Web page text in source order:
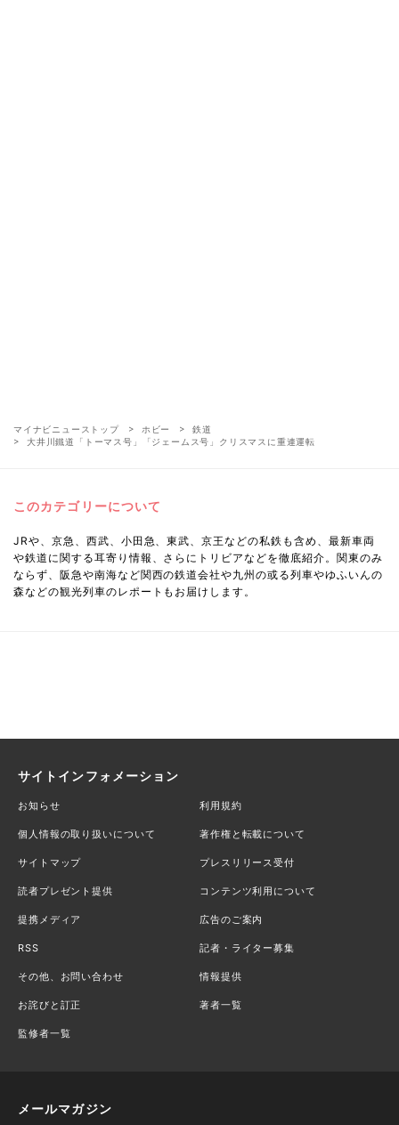
マイナビニューストップ ホビー
鉄道
大井川鐵道「トーマス号」「ジェームス号」クリスマスに重連運転
このカテゴリーについて
JRや、京急、西武、小田急、東武、京王などの私鉄も含め、最新車両
や鉄道に関する耳寄り情報、さらにトリビアなどを徹底紹介。関東のみ
ならず、阪急や南海など関西の鉄道会社や九州の或る列車やゆふいんの
森などの観光列車のレポートもお届けします。
サイトインフォメーション
お知らせ 利用規約
個人情報の取り扱いについて 著作権と転載について
サイトマップ プレスリリース受付
読者プレゼント提供 コンテンツ利用について
提携メディア 広告のご案内
RSS 記者・ライター募集
その他、お問い合わせ 情報提供
お詫びと訂正 著者一覧
監修者一覧
メールマガジン